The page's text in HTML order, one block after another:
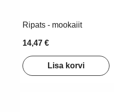
Ripats - mookaiit
14,47 €
Lisa korvi